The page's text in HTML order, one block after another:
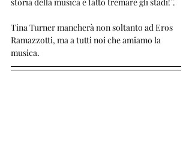
storia della musica e fatto tremare gli stadi!”.
Tina Turner mancherà non soltanto ad Eros
Ramazzotti, ma a tutti noi che amiamo la
musica.